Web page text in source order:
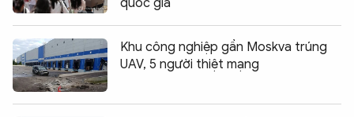
quốc gia
Khu công nghiệp gần Moskva trúng
UAV, 5 người thiệt mạng